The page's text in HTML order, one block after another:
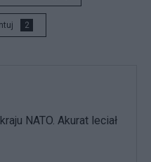
2
NATO. Akurat leciał